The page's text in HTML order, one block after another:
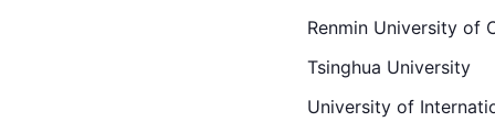
Renmin University of
Tsinghua University
University of